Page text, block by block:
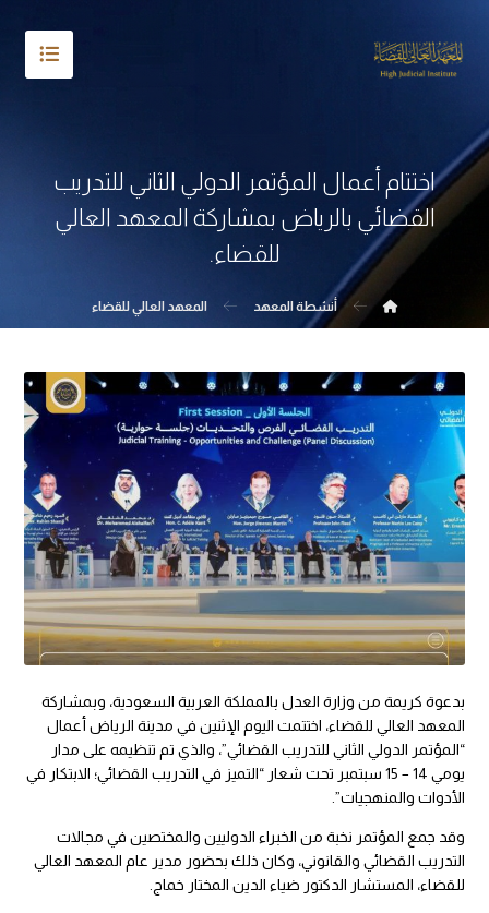
اختتام أعمال المؤتمر الدولي الثاني للتدريب
القضائي بالرياض بمشاركة المعهد العالي
للقضاء.
أنشطة المعهد المعهد العالي للقضاء
بدعوة كريمة من وزارة العدل بالمملكة العربية السعودية، وبمشاركة
المعهد العالي للقضاء، اختتمت اليوم الإثنين في مدينة الرياض أعمال
“المؤتمر الدولي الثاني للتدريب القضائي”، والذي تم تنظيمه على مدار
يومي 14 – 15 سبتمبر تحت شعار “التميز في التدريب القضائي؛ الابتكار في
الأدوات والمنهجيات”.
وقد جمع المؤتمر نخبة من الخبراء الدوليين والمختصين في مجالات
التدريب القضائي والقانوني، وكان ذلك بحضور مدير عام المعهد العالي
للقضاء، المستشار الدكتور ضياء الدين المختار خماج.